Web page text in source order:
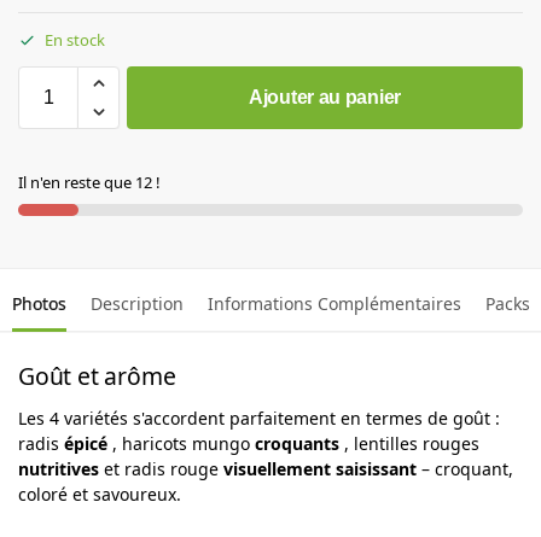
En stock
Ajouter au panier
Il n'en reste que 12 !
Photos Description Informations Complémentaires Packs
Goût et arôme
Les 4 variétés s'accordent parfaitement en termes de goût :
radis épicé , haricots mungo croquants , lentilles rouges
nutritives et radis rouge visuellement saisissant – croquant,
coloré et savoureux.